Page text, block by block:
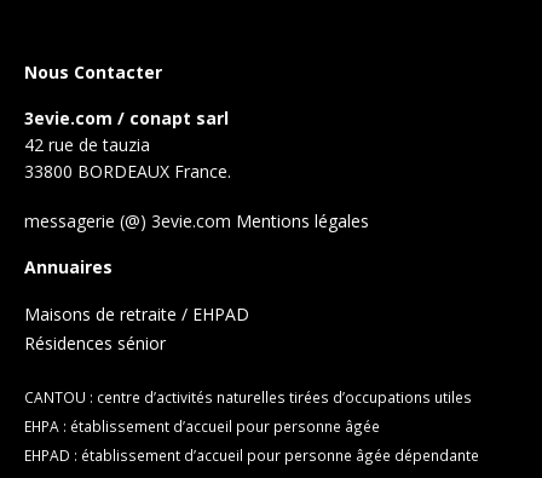
Nous Contacter
3evie.com / conapt sarl
42 rue de tauzia
33800 BORDEAUX France.
messagerie (@) 3evie.com Mentions légales
Annuaires
Maisons de retraite / EHPAD
Résidences sénior
CANTOU : centre d’activités naturelles tirées d’occupations utiles
EHPA : établissement d’accueil pour personne âgée
EHPAD : établissement d’accueil pour personne âgée dépendante